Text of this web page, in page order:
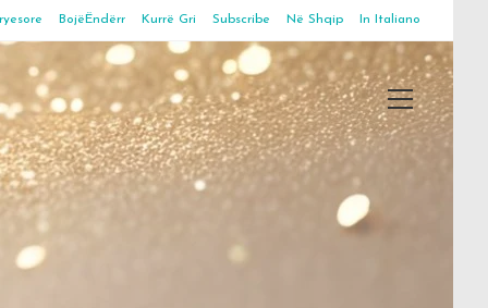
BojëËndërr Kurrë Gri Subscribe Në Shqip In Italiano
Main
Menu